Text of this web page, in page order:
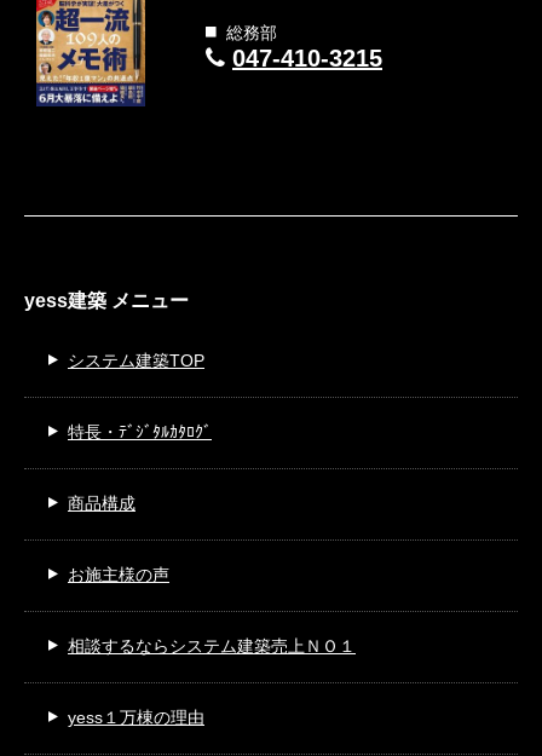
総務部
047-410-3215
yess建築 メニュー
システム建築TOP
特長・ﾃﾞｼﾞﾀﾙｶﾀﾛｸﾞ
商品構成
お施主様の声
相談するならシステム建築売上ＮＯ１
yess１万棟の理由